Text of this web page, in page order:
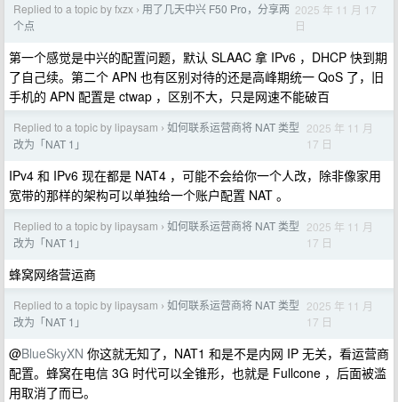
Replied to a topic by fxzx › 用了几天中兴 F50 Pro，分享两
个点
2025 年 11 月 17
日
第一个感觉是中兴的配置问题，默认 SLAAC 拿 IPv6 ，DHCP 快到期
了自己续。第二个 APN 也有区别对待的还是高峰期统一 QoS 了，旧
手机的 APN 配置是 ctwap ，区别不大，只是网速不能破百
Replied to a topic by lipaysam › 如何联系运营商将 NAT 类型
改为「NAT 1」
2025 年 11 月
17 日
IPv4 和 IPv6 现在都是 NAT4 ，可能不会给你一个人改，除非像家用
宽带的那样的架构可以单独给一个账户配置 NAT 。
Replied to a topic by lipaysam › 如何联系运营商将 NAT 类型
改为「NAT 1」
2025 年 11 月
17 日
蜂窝网络营运商
Replied to a topic by lipaysam › 如何联系运营商将 NAT 类型
改为「NAT 1」
2025 年 11 月
17 日
@BlueSkyXN 你这就无知了，NAT1 和是不是内网 IP 无关，看运营商
配置。蜂窝在电信 3G 时代可以全锥形，也就是 Fullcone ，后面被滥
用取消了而已。